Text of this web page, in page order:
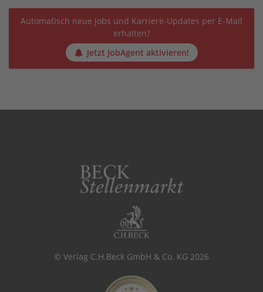
Automatisch neue Jobs und Karriere-Updates per E-Mail
erhalten?
Jetzt JobAgent aktivieren!
© Verlag C.H.Beck GmbH & Co. KG 2026